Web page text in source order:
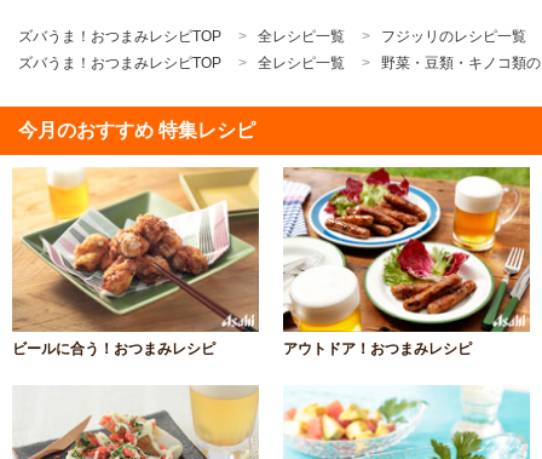
ズバうま！おつまみレシピTOP 全レシピ一覧
フジッリのレシピ一覧
ズバうま！おつまみレシピTOP
全レシピ一覧 野菜・豆類・キノコ類
今月のおすすめ 特集レシピ
ビールに合う！おつまみレシピ アウトドア！おつまみレシピ